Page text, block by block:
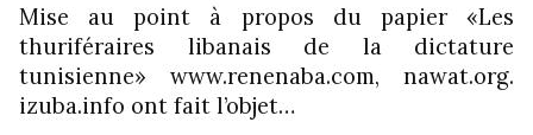
Mise au point à propos du papier «Les
thuriféraires libanais de la dictature
tunisienne» www.renenaba.com, nawat.org.
izuba.info ont fait l’objet…